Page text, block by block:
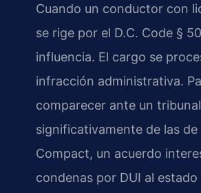
Cuando un conductor con
se rige por el D.C. Code §
influencia. El cargo se
infracción administrativa.
comparecer ante un
significativamente de las
Compact, un acuerdo
condenas por DUI al